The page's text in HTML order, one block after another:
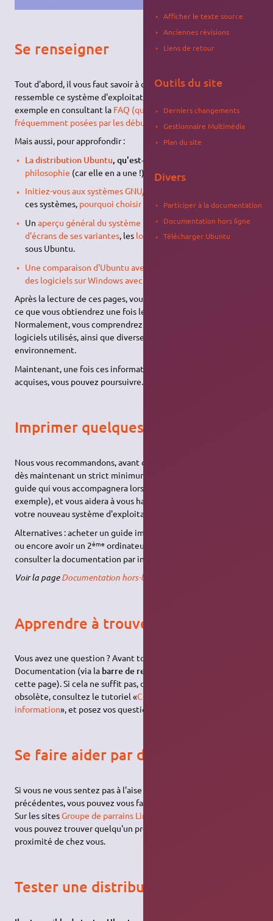
Se renseigner
Tout d'abord, il vous faut savoir à quoi
ressemble ce système d'exploitation, par
exemple en consultant la FAQ (questions
fréquemment posées par les débutants)
Mais aussi, pour approfondir :
La distribution Ubuntu, qu'est-ce qu'Ubuntu ?
philosophie (car elle en a une !) ?
Initiez-vous aux systèmes GNU/Linux
ces systèmes, pourquoi choisir Ubuntu?
Un aperçu général du système Ubuntu, quelquescaptures
d'écrans de ses variantes, les logiciels fréquemment utilisés
sous Ubuntu.
Une comparaison d'Ubuntu avec Windows
des logiciels sur Windows avec ceux sur Ubuntu
Après la lecture de ces pages, vous disposerez d'un aperçu de
ce que vous obtiendrez une fois le système installé.
Normalement, vous comprendrez la base de ce système, les
logiciels utilisés, ainsi que diverses informations sur cet
environnement.
Maintenant, une fois ces informations ingurgitées, digérées et
acquises, vous pouvez poursuivre.
Imprimer quelques guides
Nous vous recommandons, avant d'aller plus loin, d'imprimer
dès maintenant un strict minimum de documentation (un
guide qui vous accompagnera lors de l'installation par
exemple), et vous aidera à vous habituer progressivement à
votre nouveau système d'exploitation !
Alternatives : acheter un guide imprimé en librairie ou en ligne,
ou encore avoir un 2ème ordinateur vous permettant de
consulter la documentation par internet.
Voir la pageDocumentation hors-ligne
Apprendre à trouver l'information
Vous avez une question ? Avant tout, cherchez dans la
Documentation (via la barre de recherche en haut à droite
cette page). Si cela ne suffit pas, ou si l'information est
obsolète, consultez le tutoriel «Comment trouver une
information», et posez vos questions sur le
Se faire aider par des bénévoles
Si vous ne vous sentez pas à l'aise avec les informations
précédentes, vous pouvez vous faire parrainer par un bénévole.
Sur les sitesGroupe de parrains Linux
vous pouvez trouver quelqu'un prêt à vous accompagner à
proximité de chez vous.
Tester une distribution
Afficher le texte source
Anciennes révisions
Liens de retour
Outils du site
Derniers changements
Gestionnaire Multimédia
Plan du site
Divers
Participer à la documentation
Documentation hors ligne
Télécharger Ubuntu